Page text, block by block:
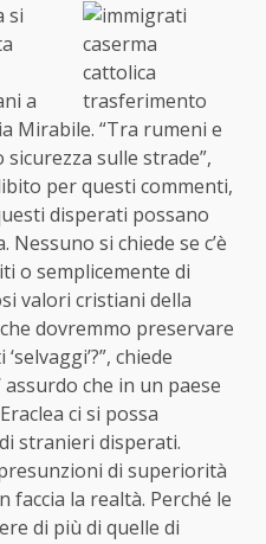
si
a
Mirabile. “Tra rumeni e
sulle strade”,
per questi commenti,
disperati possano
si chiede se c’è
o semplicemente di
valori cristiani della
dovremmo preservare
chiede
assurdo che in un paese
ci si possa
stranieri disperati.
di superiorità
faccia la realtà. Perché le
di più di quelle di